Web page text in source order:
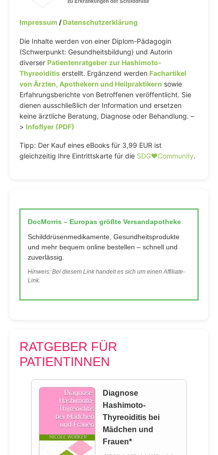
Impressum /Datenschutzerklärung
Die Inhalte werden von einer Diplom-Pädagogin
(Schwerpunkt: Gesundheitsbildung) und Autorin
diverser Patientenratgeber zur Hashimoto-
Thyreoiditis erstellt. Ergänzend werden Fachartikel
von Ärzten, Apothekern und Heilpraktikern sowie
Erfahrungsberichte von Betroffenen veröffentlicht. Sie
dienen ausschließlich der Information und ersetzen
keine ärztliche Beratung, Diagnose oder Behandlung. –
> Infoflyer (PDF)
Tipp: Der Kauf eines eBooks für 3,99 EUR ist
gleichzeitig Ihre Eintrittskarte für die SDG♥️Community.
DocMorris – Europas größte Versandapotheke
Schilddrüsenmedikamente, Gesundheitsprodukte
und mehr bequem online bestellen – schnell und
zuverlässig.
Hinweis: Bei diesem Link handelt es sich um einen Affiliate-
Link.
RATGEBER FÜR
PATIENTINNEN
Diagnose
Hashimoto-
Thyreoiditis bei
Mädchen und
Frauen*